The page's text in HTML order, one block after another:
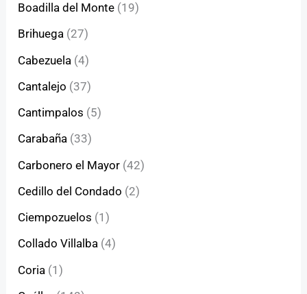
Boadilla del Monte (19)
Brihuega (27)
Cabezuela (4)
Cantalejo (37)
Cantimpalos (5)
Carabaña (33)
Carbonero el Mayor (42)
Cedillo del Condado (2)
Ciempozuelos (1)
Collado Villalba (4)
Coria (1)